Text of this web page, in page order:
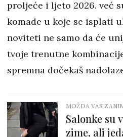
proljeće i ljeto 2026. već
komade u koje se isplati
noviteti ne samo da će
tvoje trenutne
spremna dočekaš
MOŽDA VAS
Salonke su
zime, ali